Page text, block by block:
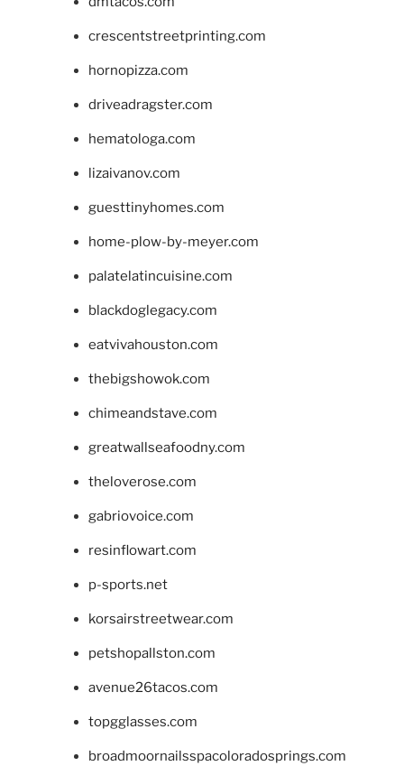
crescentstreetprinting.com
hornopizza.com
driveadragster.com
hematologa.com
lizaivanov.com
guesttinyhomes.com
home-plow-by-meyer.com
palatelatincuisine.com
blackdoglegacy.com
eatvivahouston.com
thebigshowok.com
chimeandstave.com
greatwallseafoodny.com
theloverose.com
gabriovoice.com
resinflowart.com
p-sports.net
korsairstreetwear.com
petshopallston.com
avenue26tacos.com
topgglasses.com
broadmoornailsspacoloradosprings.com